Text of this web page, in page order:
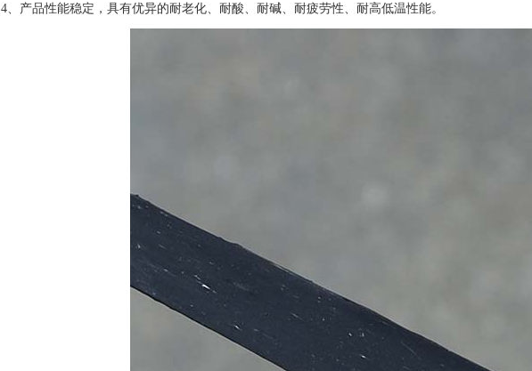
4、产品性能稳定，具有优异的耐老化、耐酸、耐碱、耐疲劳性、耐高低温性能。